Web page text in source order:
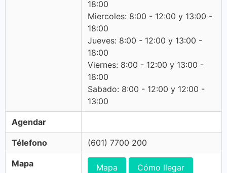
18:00
Miercoles: 8:00 - 12:00 y 13:00 -
18:00
Jueves: 8:00 - 12:00 y 13:00 -
18:00
Viernes: 8:00 - 12:00 y 13:00 -
18:00
Sabado: 8:00 - 12:00 y 12:00 -
13:00
Agendar
Télefono (601) 7700 200
Mapa Mapa Cómo llegar